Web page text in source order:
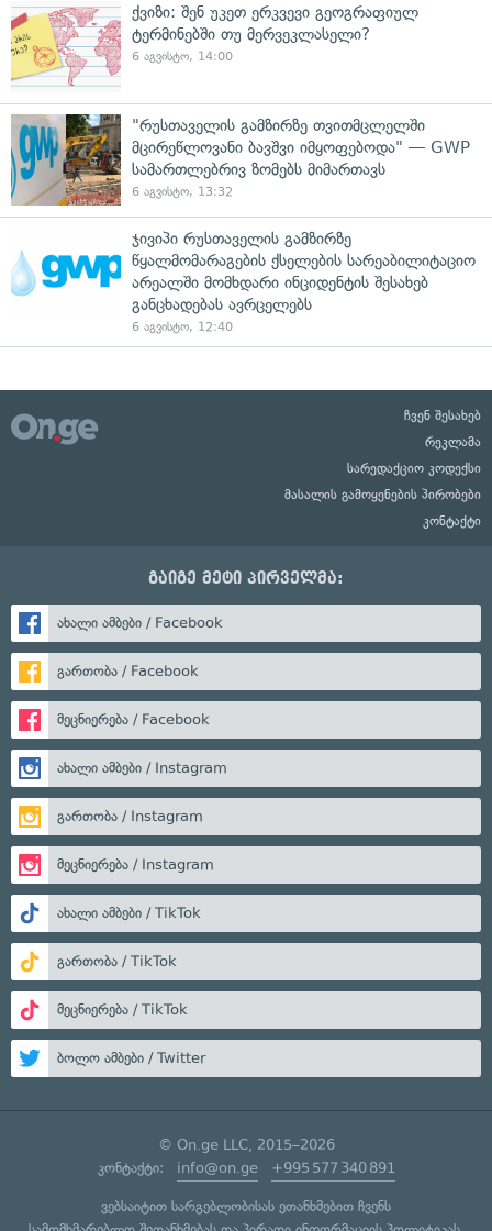
ქვიზი: შენ უკეთ ერკვევი გეოგრაფიულ
ტერმინებში თუ მერვეკლასელი?
6 აგვისტო, 14:00
"რუსთაველის გამზირზე თვითმცლელში
მცირეწლოვანი ბავშვი იმყოფებოდა" — GWP
სამართლებრივ ზომებს მიმართავს
6 აგვისტო, 13:32
ჯივიპი რუსთაველის გამზირზე
წყალმომარაგების ქსელების სარეაბილიტაციო
არეალში მომხდარი ინციდენტის შესახებ
განცხადებას ავრცელებს
6 აგვისტო, 12:40
ჩვენ შესახებ
რეკლამა
სარედაქციო კოდექსი
მასალის გამოყენების პირობები
კონტაქტი
გაიგე მეტი პირველმა:
ახალი ამბები / Facebook
გართობა / Facebook
მეცნიერება / Facebook
ახალი ამბები / Instagram
გართობა / Instagram
მეცნიერება / Instagram
ახალი ამბები / TikTok
გართობა / TikTok
მეცნიერება / TikTok
ბოლო ამბები / Twitter
© On.ge LLC, 2015–2026
კონტაქტი: info@on.ge +995 577 340 891
ვებსაიტით სარგებლობისას ეთანხმებით ჩვენს